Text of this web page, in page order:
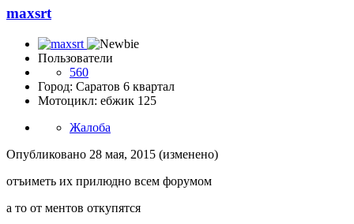
maxsrt
Пользователи
560
Город: Саратов 6 квартал
Мотоцикл: ебжик 125
Жалоба
Опубликовано 28 мая, 2015 (изменено)
отъиметь их прилюдно всем форумом
а то от ментов откупятся